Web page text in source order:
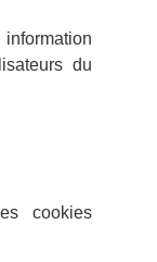
du
cookies